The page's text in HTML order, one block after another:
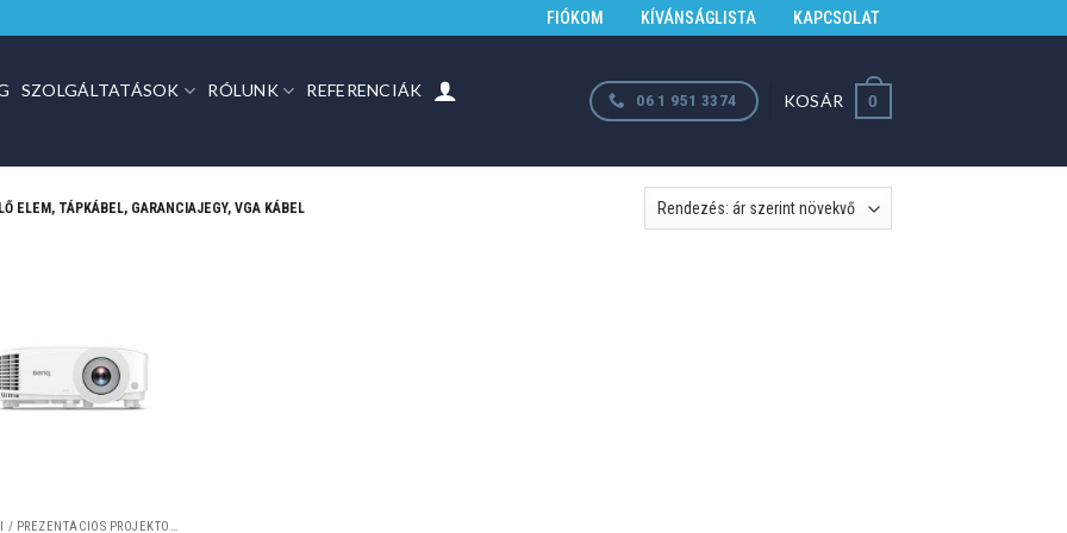
FIÓKOM KÍVÁNSÁGLISTA KAPCSOLAT
SZOLGÁLTATÁSOK RÓLUNK REFERENCIÁK 06 1 951 3374 KOSÁR 0
ELEM, TÁPKÁBEL, GARANCIAJEGY, VGA KÁBEL
IRODAI / PREZENTÁCIÓS PROJEKTOROK